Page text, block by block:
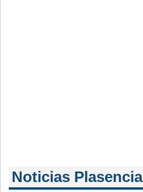
Noticias Plasencia